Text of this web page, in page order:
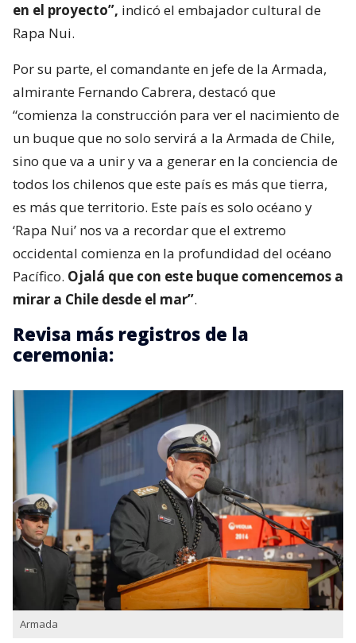
en el proyecto”, indicó el embajador cultural de
Rapa Nui.
Por su parte, el comandante en jefe de la Armada,
almirante Fernando Cabrera, destacó que
“comienza la construcción para ver el nacimiento de
un buque que no solo servirá a la Armada de Chile,
sino que va a unir y va a generar en la conciencia de
todos los chilenos que este país es más que tierra,
es más que territorio. Este país es solo océano y
‘Rapa Nui’ nos va a recordar que el extremo
occidental comienza en la profundidad del océano
Pacífico. Ojalá que con este buque comencemos a
mirar a Chile desde el mar”.
Revisa más registros de la
ceremonia:
Armada